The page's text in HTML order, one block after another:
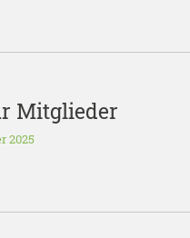
Mitglieder
2025